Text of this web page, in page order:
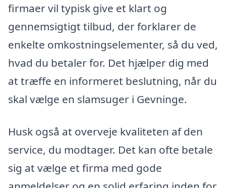
firmaer vil typisk give et klart og
gennemsigtigt tilbud, der forklarer de
enkelte omkostningselementer, så du ved,
hvad du betaler for. Det hjælper dig med
at træffe en informeret beslutning, når du
skal vælge en slamsuger i Gevninge.
Husk også at overveje kvaliteten af den
service, du modtager. Det kan ofte betale
sig at vælge et firma med gode